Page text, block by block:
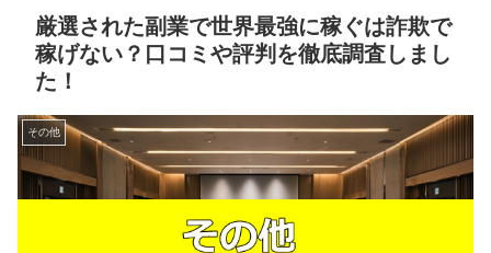
厳選された副業で世界最強に稼ぐは詐欺で
稼げない？口コミや評判を徹底調査しまし
た！
その他